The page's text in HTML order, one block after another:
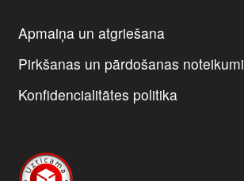
Apmaiņa un atgriešana
Pirkšanas un pārdošanas noteikumi
Konfidencialitātes politika